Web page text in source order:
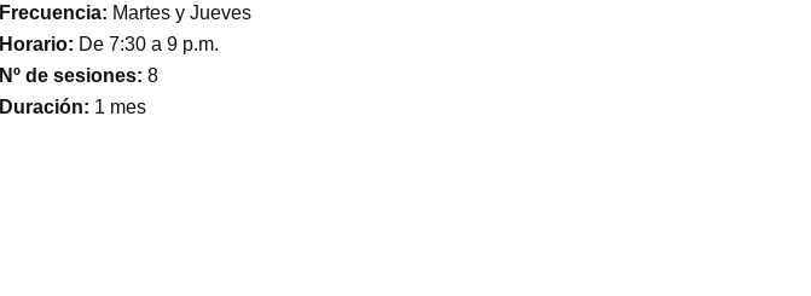
Frecuencia: Martes y Jueves
Horario: De 7:30 a 9 p.m.
Nº de sesiones: 8
Duración: 1 mes